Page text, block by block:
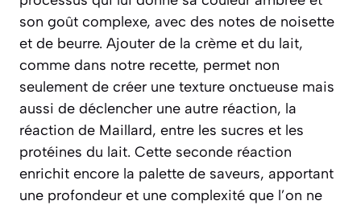
son goût complexe, avec des notes de noisette
et de beurre. Ajouter de la crème et du lait,
comme dans notre recette, permet non
seulement de créer une texture onctueuse mais
aussi de déclencher une autre réaction, la
réaction de Maillard, entre les sucres et les
protéines du lait. Cette seconde réaction
enrichit encore la palette de saveurs, apportant
une profondeur et une complexité que l’on ne